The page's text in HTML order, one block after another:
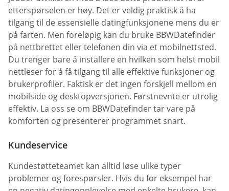
etterspørselen er høy. Det er veldig praktisk å ha
tilgang til de essensielle datingfunksjonene mens du er
på farten. Men foreløpig kan du bruke BBWDatefinder
på nettbrettet eller telefonen din via et mobilnettsted.
Du trenger bare å installere en hvilken som helst mobil
nettleser for å få tilgang til alle effektive funksjoner og
brukerprofiler. Faktisk er det ingen forskjell mellom en
mobilside og desktopversjonen. Førstnevnte er utrolig
effektiv. La oss se om BBWDatefinder tar vare på
komforten og presenterer programmet snart.
Kundeservice
Kundestøtteteamet kan alltid løse ulike typer
problemer og forespørsler. Hvis du for eksempel har